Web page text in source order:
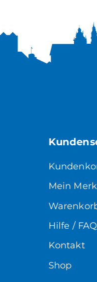
Mein
Hilfe / FAQ
Kontakt
Shop